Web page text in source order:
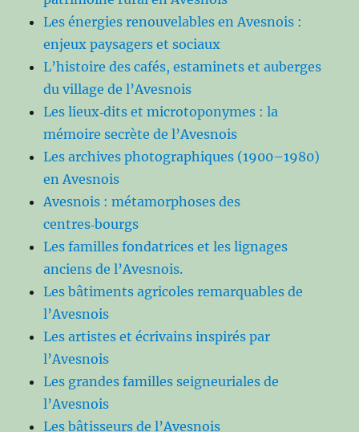
Les énergies renouvelables en Avesnois :
enjeux paysagers et sociaux
L’histoire des cafés, estaminets et auberges
du village de l’Avesnois
Les lieux‑dits et microtoponymes : la
mémoire secrète de l’Avesnois
Les archives photographiques (1900–1980)
en Avesnois
Avesnois : métamorphoses des
centres‑bourgs
Les familles fondatrices et les lignages
anciens de l’Avesnois.
Les bâtiments agricoles remarquables de
l’Avesnois
Les artistes et écrivains inspirés par
l’Avesnois
Les grandes familles seigneuriales de
l’Avesnois
Les bâtisseurs de l’Avesnois